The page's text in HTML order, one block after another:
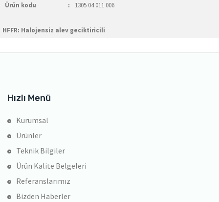
Ürün kodu
: 1305 04 011 006
HFFR: Halojensiz alev geciktiricili
Hızlı Menü
Kurumsal
Ürünler
Teknik Bilgiler
Ürün Kalite Belgeleri
Referanslarımız
Bizden Haberler